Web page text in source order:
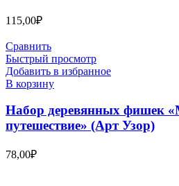
115,00₽
Сравнить
Быстрый просмотр
Добавить в избранное
В корзину
Набор деревянных фишек
путешествие» (Арт Узор)
78,00₽